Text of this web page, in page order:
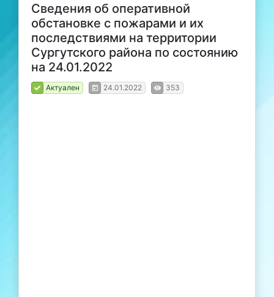
Сведения об оперативной
обстановке с пожарами и их
последствиями на территории
Сургутского района по состоянию
на 24.01.2022
Актуален 24.01.2022 353